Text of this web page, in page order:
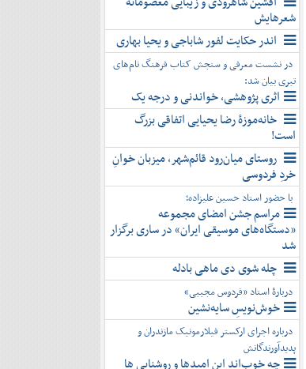
شعرهایش
اندر حکایت لفور شاباجی و یحیا بهاری
در نشست معرفی و سنجش کتاب فرهنگ نام‌های
تبری بیان شد:
اثری پژوهشی، خواندنی و درجه یک
خانه‌موزۀ رضا یحیایی اتفاقی بزرگ
است!
روستای میان‌رود قائم‌شهر، میزبان خوانِ
خردِ فردوسی
با حضور استاد حسین علیزاده؛
مراسم جشن امضای مجموعه
«دستگاه‌های موسیقی ایران» در ساری برگزار
شد
چله شوی دی ماهی بادله
دربارۀ استاد «فردوس مجیبی»
خوش‌نویسِ سایه‌نشین
درباره اجرای ارکستر فیلارمونیک مازندران و
پدیدآورندگانش
چه خوب‌اند این امیدها و روشنایی ها